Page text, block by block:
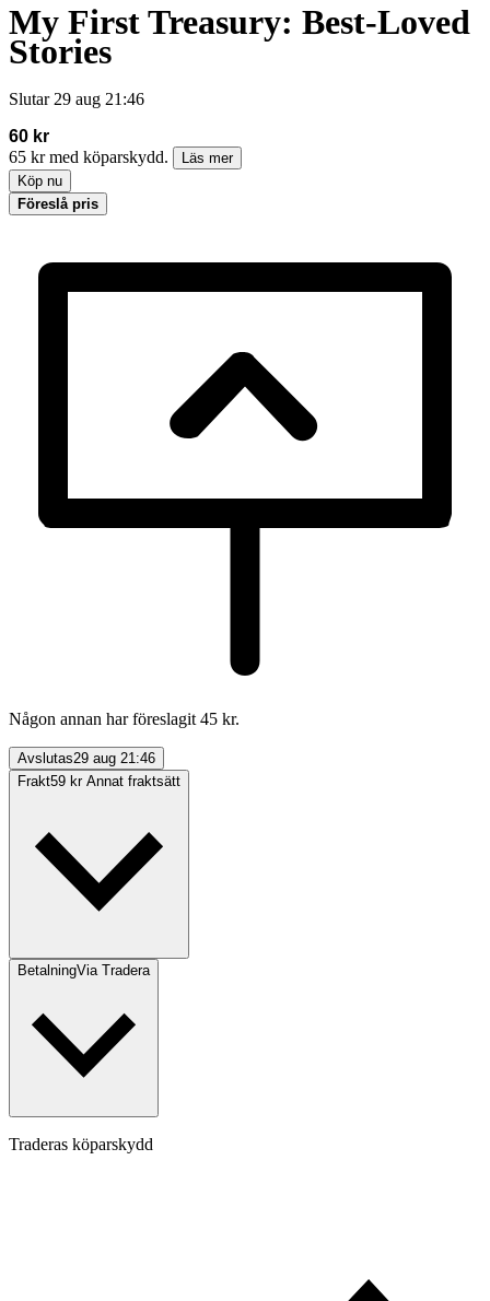
My First Treasury: Best-Loved
Stories
Slutar 29 aug 21:46
60 kr
65 kr med köparskydd.
Läs mer
Köp nu
Föreslå pris
Någon annan har föreslagit 45 kr.
Avslutas29 aug 21:46
Frakt59 kr Annat fraktsätt
BetalningVia Tradera
Traderas köparskydd